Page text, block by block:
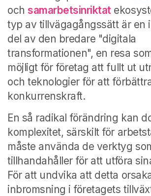
och samarbetsinriktat
typ av tillvägagångssätt är en
del av den bredare "digitala
transformationen", en resa
möjligt för företag att fullt ut
och teknologier för att
konkurrenskraft.
En så radikal förändring kan
komplexitet, särskilt för
måste använda de verktyg
tillhandahåller för att utföra
För att undvika att detta
inbromsning i företagets